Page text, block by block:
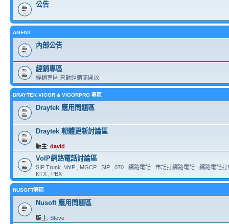
公告
AGENT
內部公告
經銷專區
經銷專區,只對經銷商開放
DRAYTEK VIGOR & VIGORPRO 專區
Draytek 應用問題區
Draytek 軔體更新討論區
版主: david
VoIP網路電話討論區
SIP Trunk ,VoIP , MGCP , SIP , 070 , 網路電話 , 市話打網路電話 , 網路電話打
KTX , PBX
NUSOFT專區
Nusoft 應用問題區
版主: Steve